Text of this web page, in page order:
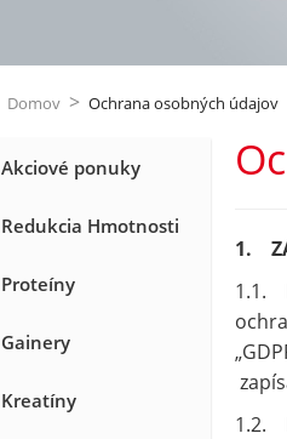
Domov > Ochrana osobných údajov
Akciové ponuky
Redukcia Hmotnosti
Proteíny
Gainery
Kreatíny
1.
1.1.
1.2.